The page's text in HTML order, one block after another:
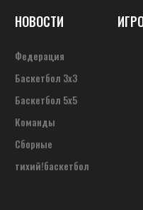
НОВОСТИ
Федерация
Баскетбол 3х3
Баскетбол 5х5
Команды
Сборные
тихий!баскетбол